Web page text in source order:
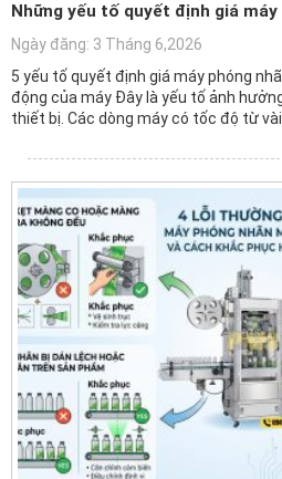
Những yếu tố quyết định giá
Ngày đăng: 3 Tháng 6,2026
5 yếu tố quyết định giá máy phóng
động của máy Đây là yếu tố ảnh
thiết bị. Các dòng máy có tốc độ từ vài